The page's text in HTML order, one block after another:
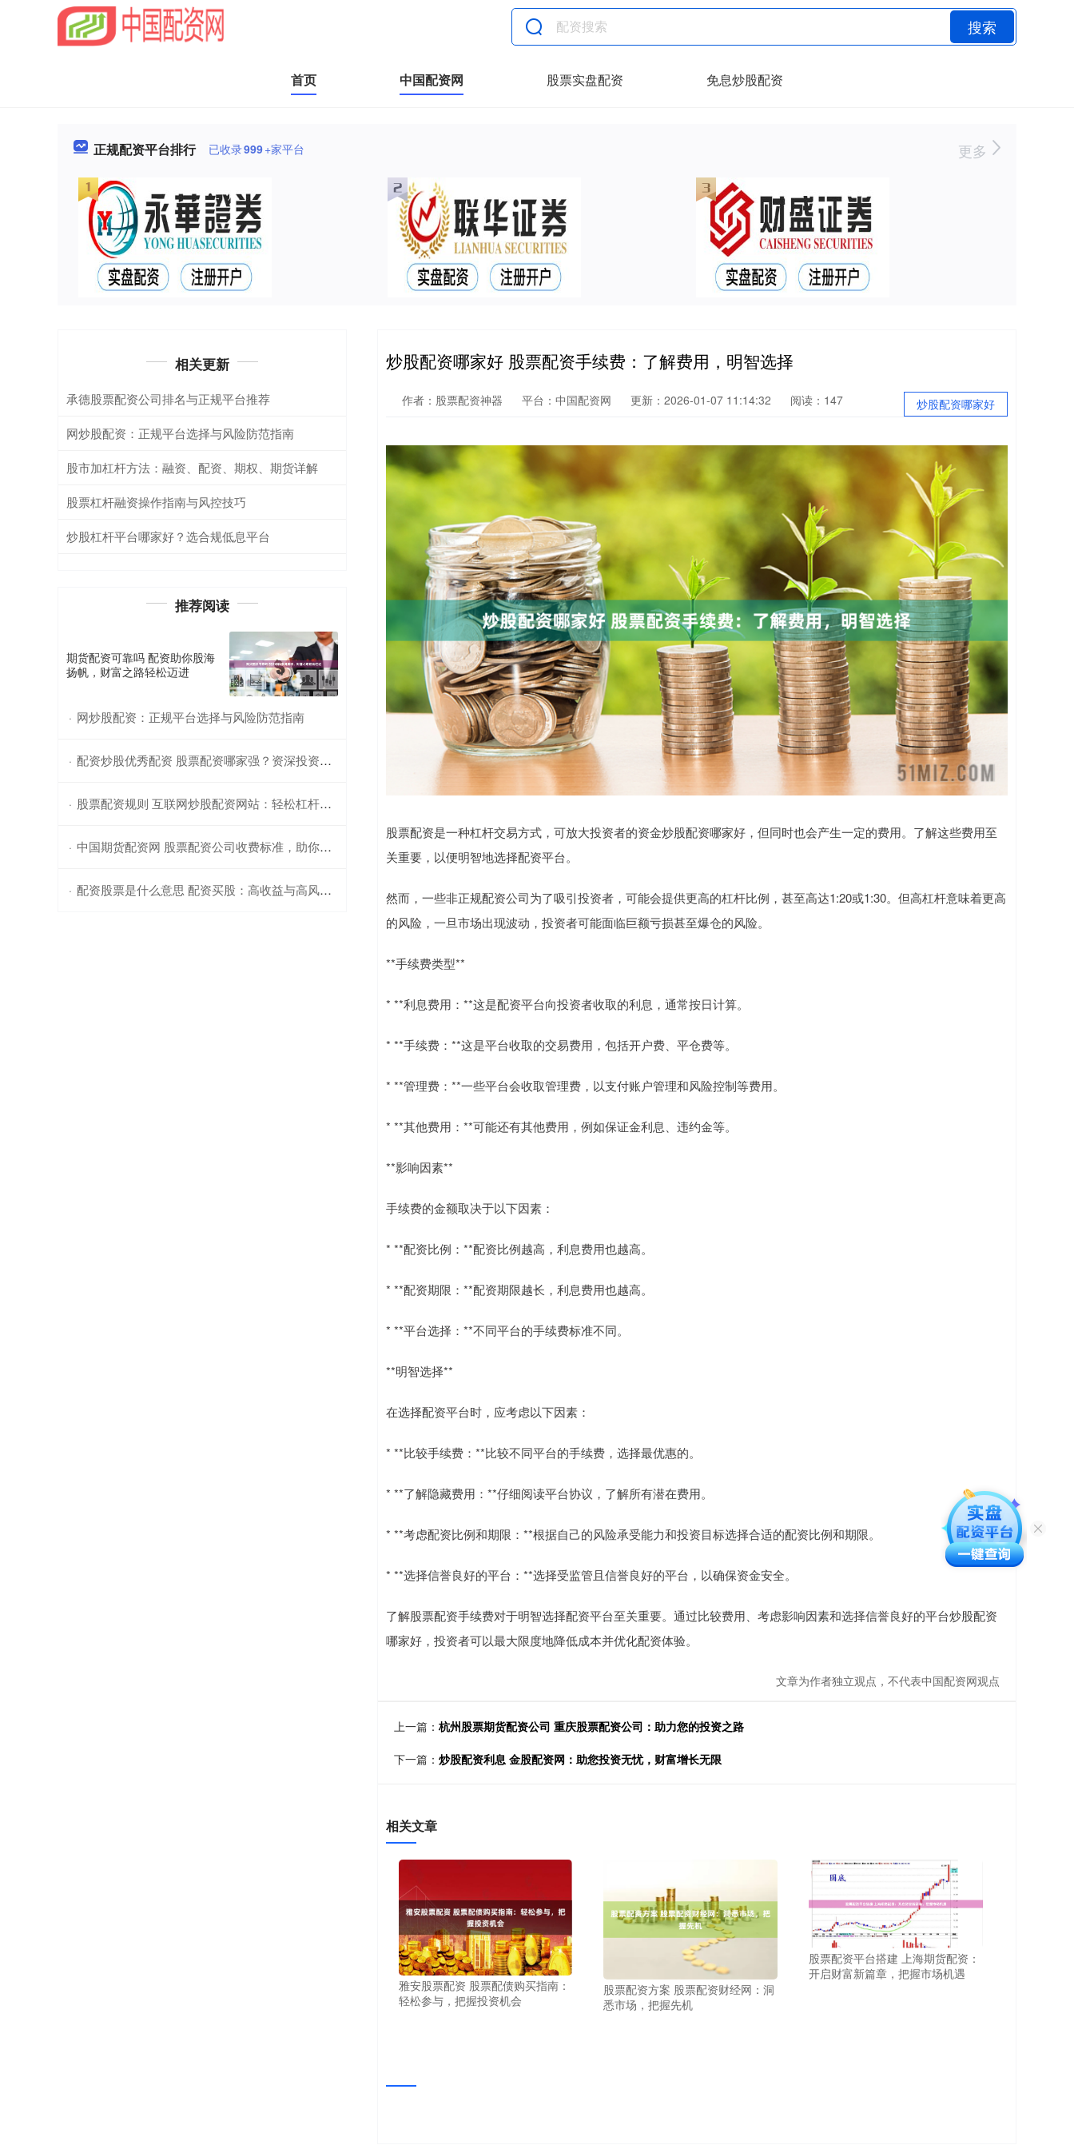
搜索
首页 中国配资网 股票实盘配资 免息炒股配资
正规配资平台排行 已收录999+家平台 更多
炒股配资哪家好 股票配资手续费：了解费用，明智选择
炒股配资哪家好
作者：股票配资神器 平台：中国配资网 更新：2026-01-07 11:14:32 阅读：147
股票配资是一种杠杆交易方式，可放大投资者的资金炒股配资哪家好，但同时也会产生一定的费用。了解这些费用至
关重要，以便明智地选择配资平台。
然而，一些非正规配资公司为了吸引投资者，可能会提供更高的杠杆比例，甚至高达1:20或1:30。但高杠杆意味着更高
的风险，一旦市场出现波动，投资者可能面临巨额亏损甚至爆仓的风险。
**手续费类型**
* **利息费用：**这是配资平台向投资者收取的利息，通常按日计算。
* **手续费：**这是平台收取的交易费用，包括开户费、平仓费等。
* **管理费：**一些平台会收取管理费，以支付账户管理和风险控制等费用。
* **其他费用：**可能还有其他费用，例如保证金利息、违约金等。
**影响因素**
手续费的金额取决于以下因素：
* **配资比例：**配资比例越高，利息费用也越高。
* **配资期限：**配资期限越长，利息费用也越高。
* **平台选择：**不同平台的手续费标准不同。
**明智选择**
在选择配资平台时，应考虑以下因素：
* **比较手续费：**比较不同平台的手续费，选择最优惠的。
* **了解隐藏费用：**仔细阅读平台协议，了解所有潜在费用。
* **考虑配资比例和期限：**根据自己的风险承受能力和投资目标选择合适的配资比例和期限。
* **选择信誉良好的平台：**选择受监管且信誉良好的平台，以确保资金安全。
了解股票配资手续费对于明智选择配资平台至关重要。通过比较费用、考虑影响因素和选择信誉良好的平台炒股配资
哪家好，投资者可以最大限度地降低成本并优化配资体验。
文章为作者独立观点，不代表中国配资网观点
上一篇： 杭州股票期货配资公司 重庆股票配资公司：助力您的投资之路
下一篇： 炒股配资利息 金股配资网：助您投资无忧，财富增长无限
相关文章
雅安股票配资 股票配债购买指南：
轻松参与，把握投资机会
股票配资方案 股票配资财经网：洞
悉市场，把握先机
股票配资平台搭建 上海期货配资：
开启财富新篇章，把握市场机遇
相关更新
承德股票配资公司排名与正规平台推荐
网炒股配资：正规平台选择与风险防范指南
股市加杠杆方法：融资、配资、期权、期货详解
股票杠杆融资操作指南与风控技巧
炒股杠杆平台哪家好？选合规低息平台
推荐阅读
期货配资可靠吗 配资助你股海
扬帆，财富之路轻松迈进
· 网炒股配资：正规平台选择与风险防范指南
· 配资炒股优秀配资 股票配资哪家强？资深投资者推荐平台
· 股票配资规则 互联网炒股配资网站：轻松杠杆，财富倍增
· 中国期货配资网 股票配资公司收费标准，助你了解资金成本
· 配资股票是什么意思 配资买股：高收益与高风险并存，谨慎投资